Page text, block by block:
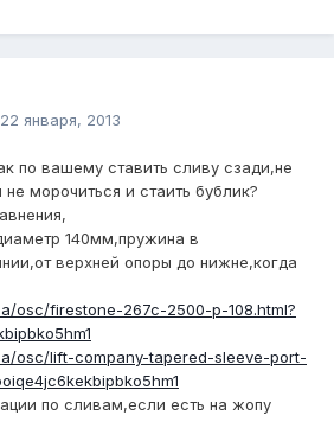
22 января, 2013
по вашему ставить сливу сзади,не
морочиться и стаить бублик?
140мм,пружина в
верхней опоры до нижне,когда
osc/firestone-267c-2500-p-108.html?
osc/lift-company-tapered-sleeve-port-
по сливам,если есть на жопу